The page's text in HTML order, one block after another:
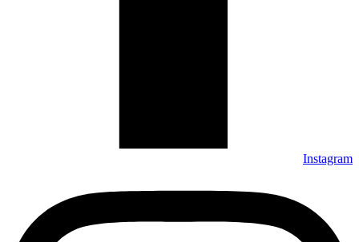
Instagram